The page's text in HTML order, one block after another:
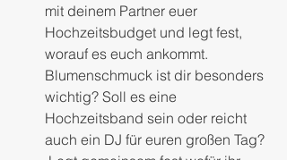
mit deinem Partner euer
Hochzeitsbudget und legt fest,
worauf es euch ankommt.
Blumenschmuck ist dir besonders
wichtig? Soll es eine
Hochzeitsband sein oder reicht
auch ein DJ für euren großen Tag?